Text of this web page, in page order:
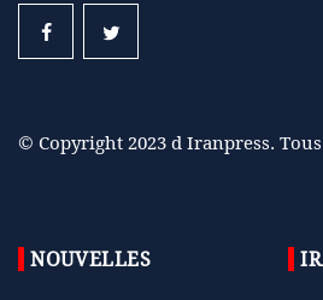
© Copyright 2023 d Iranpress.
NOUVELLES